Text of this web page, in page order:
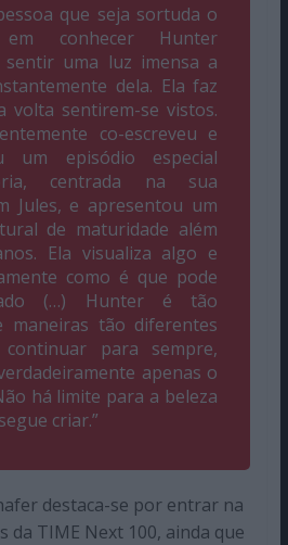
que seja sortuda o
em conhecer Hunter
sentir uma luz imensa a
dela. Ela faz
volta sentirem-se vistos.
co-escreveu e
um episódio especial
, centrada na sua
Jules, e apresentou um
de maturidade além
Ela visualiza algo e
como é que pode
(…) Hunter é tão
maneiras tão diferentes
para sempre,
apenas o
há limite para a beleza
criar.”
destaca-se por entrar na
da TIME Next 100, ainda que